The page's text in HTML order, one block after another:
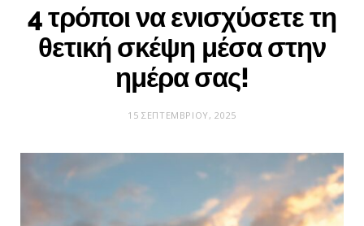
4 τρόποι να ενισχύσετε τη
θετική σκέψη μέσα στην
ημέρα σας!
15 ΣΕΠΤΕΜΒΡΊΟΥ, 2025